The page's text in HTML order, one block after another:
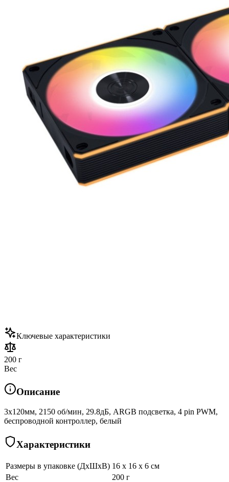
Ключевые характеристики
200 г
Вес
Описание
3x120мм, 2150 об/мин, 29.8дБ, ARGB подсветка, 4 pin PWM,
беспроводной контроллер, белый
Характеристики
Размеры в упаковке (ДхШхВ) 16 x 16 x 6 см
Вес
200 г